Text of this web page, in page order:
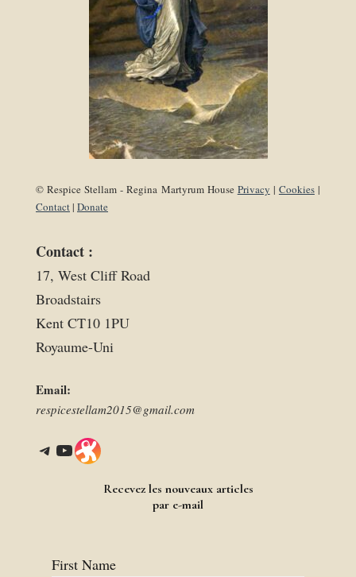
© Respice Stellam - Regina Martyrum House Privacy | Cookies|
Contact| Donate
Contact :
17, West Cliff Road
Broadstairs
Kent CT10 1PU
Royaume-Uni
Email:
respicestellam2015@gmail.com
Telegram YouTube Link
Recevez les nouveaux articles
par e-mail
First Name